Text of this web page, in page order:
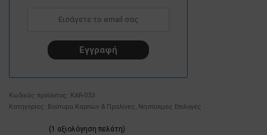
KAR-033
Κατηγορίες: Βούτυρα Καρπών & Πραλίνες, Νηστίσιμες Επιλογές
(1 αξιολόγηση πελάτη)